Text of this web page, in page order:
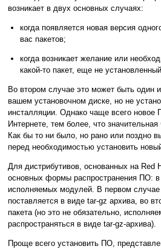
возникает в двух основных случаях:
когда появляется новая версия
вас пакетов;
когда возникает желание или
какой-то пакет, еще не
Во втором случае это может быть один
вашем установочном диске, но не
инсталляции. Однако чаще всего новое
Интернете, тем более, что
Как бы то ни было, но рано или поздно
перед необходимостью установить
Для дистрибутивов, основанных на Red
основных формы распространения ПО: в
исполняемых модулей. В первом
поставляется в виде tar-gz архива, во
пакета (но это не обязательно,
распространяться в виде tar-gz-архива).
Проще всего установить ПО,